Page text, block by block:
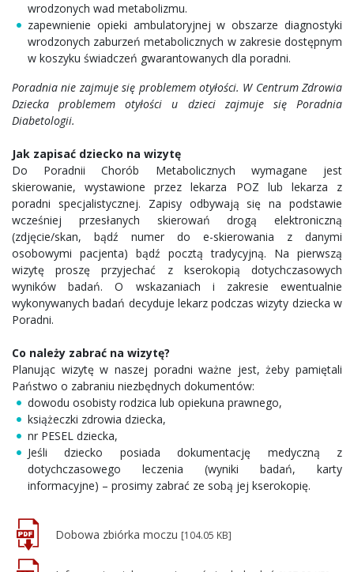
wrodzonych wad metabolizmu.
zapewnienie opieki ambulatoryjnej w obszarze diagnostyki
wrodzonych zaburzeń metabolicznych w zakresie dostępnym
w koszyku świadczeń gwarantowanych dla poradni.
Poradnia nie zajmuje się problemem otyłości. W Centrum Zdrowia
Dziecka problemem otyłości u dzieci zajmuje się Poradnia
Diabetologii.
Jak zapisać dziecko na wizytę
Do Poradnii Chorób Metabolicznych wymagane jest
skierowanie, wystawione przez lekarza POZ lub lekarza z
poradni specjalistycznej. Zapisy odbywają się na podstawie
wcześniej przesłanych skierowań drogą elektroniczną
(zdjęcie/skan, bądź numer do e-skierowania z danymi
osobowymi pacjenta) bądź pocztą tradycyjną. Na pierwszą
wizytę proszę przyjechać z kserokopią dotychczasowych
wyników badań. O wskazaniach i zakresie ewentualnie
wykonywanych badań decyduje lekarz podczas wizyty dziecka w
Poradni.
Co należy zabrać na wizytę?
Planując wizytę w naszej poradni ważne jest, żeby pamiętali
Państwo o zabraniu niezbędnych dokumentów:
dowodu osobisty rodzica lub opiekuna prawnego,
książeczki zdrowia dziecka,
nr PESEL dziecka,
Jeśli dziecko posiada dokumentację medyczną z
dotychczasowego leczenia (wyniki badań, karty
informacyjne) – prosimy zabrać ze sobą jej kserokopię.
Dobowa zbiórka moczu [104.05 KB]